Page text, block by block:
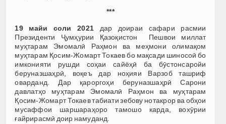
***
19 майи соли 2021дар доираи сафари расмии
Президенти Ҷумҳурии Қазоқистон Пешвои миллат
муҳтарам Эмомалӣ Раҳмон ва меҳмони олимақом
муҳтарам Қосим-Жомарт Токаев бо мақсади шиносоӣ бо
имконияти рушди соҳаи сайёҳӣ ба бӯстонсаройи
беруназшаҳрӣ, воқеъ дар ноҳияи Варзоб ташриф
оварданд. Дар қароргоҳи беруназшаҳрӣ Сарони
давлатҳо муҳтарам Эмомалӣ Раҳмон ва муҳтарам
Қосим-Жомарт Токаев табиати зебову нотакрор ва обҳои
мусаффои шаршараҳоро тамошо карда, вохӯрии
ғайрирасмӣ доир намуданд.